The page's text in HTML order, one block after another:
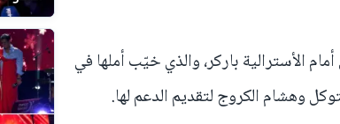
الأسترالية باركر، والذي خيّب أملها في
وهشام الكروج لتقديم الدعم لها.